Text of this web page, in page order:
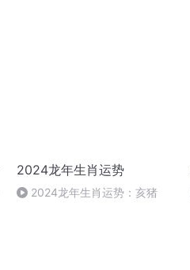
2024龙年生肖运势
2024龙年生肖运势：亥猪